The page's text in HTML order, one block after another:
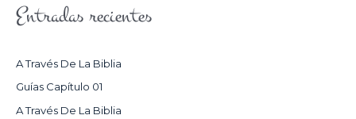
C
Entradas recientes
A Través De La Biblia
Guías Capítulo 01
A Través De La Biblia